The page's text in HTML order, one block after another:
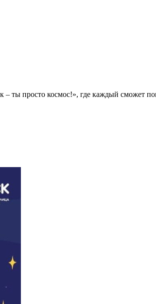
ты просто космос!», где каждый сможет